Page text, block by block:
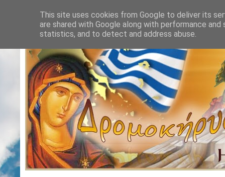
This site uses cookies from Google to deliver its
are shared with Google along with performance
statistics, and to detect and address abuse.